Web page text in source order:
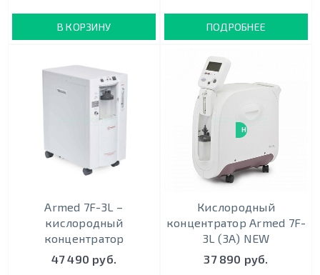
В КОРЗИНУ ПОДРОБНЕЕ
Armed 7F-3L –
кислородный
концентратор
47 490 руб.
НОВИНКА
Кислородный
концентратор Armed 7F-
3L (3A) NEW
37 890 руб.